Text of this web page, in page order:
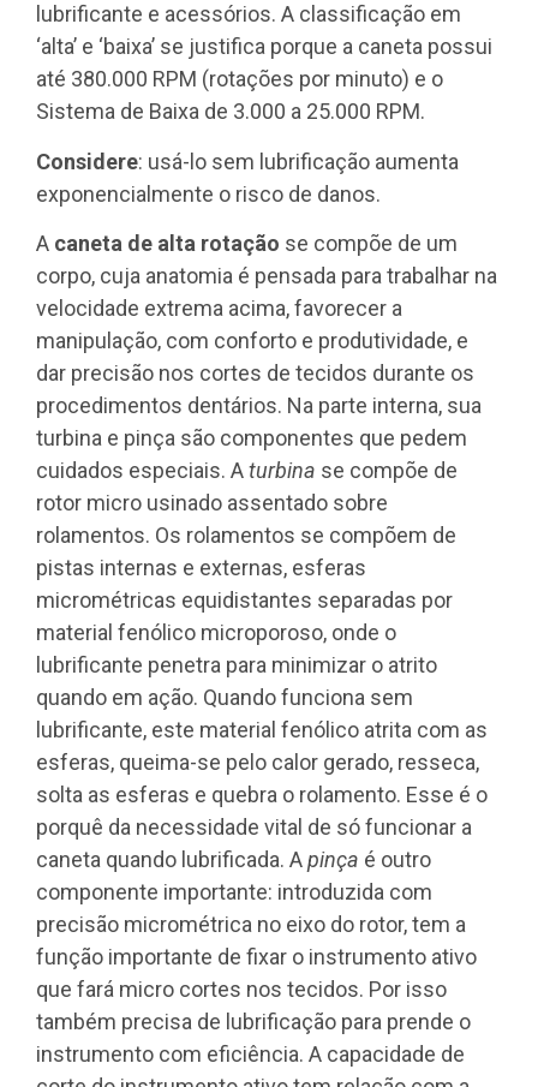
lubrificante e acessórios. A classificação em
‘alta’ e ‘baixa’ se justifica porque a caneta possui
até 380.000 RPM (rotações por minuto) e o
Sistema de Baixa de 3.000 a 25.000 RPM.
Considere: usá-lo sem lubrificação aumenta
exponencialmente o risco de danos.
A caneta de alta rotação se compõe de um
corpo, cuja anatomia é pensada para trabalhar na
velocidade extrema acima, favorecer a
manipulação, com conforto e produtividade, e
dar precisão nos cortes de tecidos durante os
procedimentos dentários. Na parte interna, sua
turbina e pinça são componentes que pedem
cuidados especiais. Aturbina se compõe de
rotor micro usinado assentado sobre
rolamentos. Os rolamentos se compõem de
pistas internas e externas, esferas
micrométricas equidistantes separadas por
material fenólico microporoso, onde o
lubrificante penetra para minimizar o atrito
quando em ação. Quando funciona sem
lubrificante, este material fenólico atrita com as
esferas, queima-se pelo calor gerado, resseca,
solta as esferas e quebra o rolamento. Esse é o
porquê da necessidade vital de só funcionar a
caneta quando lubrificada. Apinça é outro
componente importante: introduzida com
precisão micrométrica no eixo do rotor, tem a
função importante de fixar o instrumento ativo
que fará micro cortes nos tecidos. Por isso
também precisa de lubrificação para prende o
instrumento com eficiência. A capacidade de